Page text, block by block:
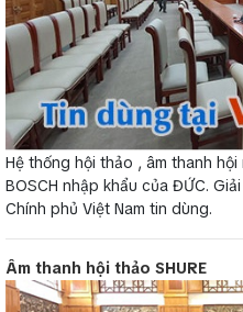
Hệ thống hội thảo , âm thanh
BOSCH nhập khẩu của ĐỨC.
Chính phủ Việt Nam tin dùng.
Âm thanh hội thảo SHURE